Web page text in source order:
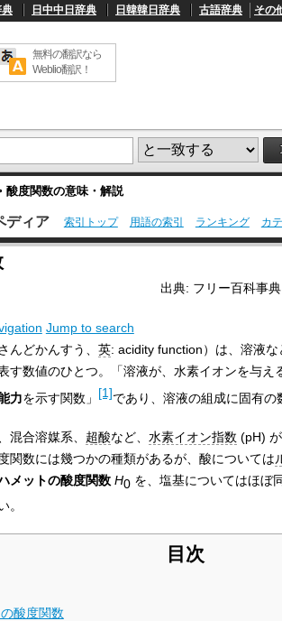
日中中日辞典 日韓韓日辞典 古語辞典 その
無料の翻訳なら
Weblio翻訳！
酸度関数の意味・解説
U
/
L
d
e
5
.
3
3
%
ディア 索引トップ 用語の索引 ランキング カ
出典: フリー百科事
Jump to search
んどかんすう、 英: acidity function）は、溶液
す数値のひとつ。「溶液が、水素イオンを与え
力を示す関数」 [1]であり、溶液の組成に固有の
混合溶媒系、 超酸など、 水素イオン指数 (pH)
関数には幾つかの種類があるが、酸については
メットの酸度関数 H0を、塩基についてはほぼ
。
目次
酸度関数